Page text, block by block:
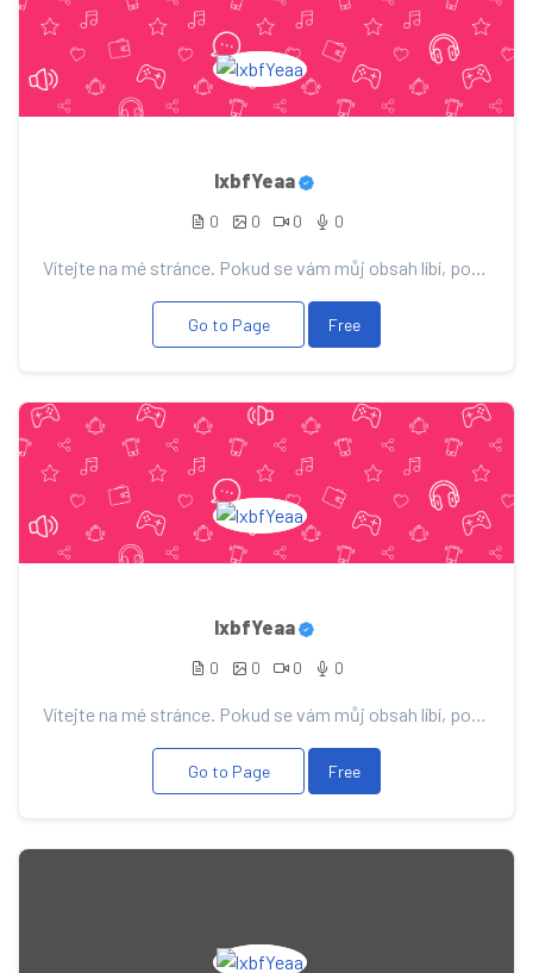
lxbfYeaa
0 0 0 0
Vítejte na mé stránce. Pokud se vám můj obsah líbí, podpořte ho svým příspěvkem, díky němu vás budu...
Go to Page Free
lxbfYeaa
0 0 0 0
Vítejte na mé stránce. Pokud se vám můj obsah líbí, podpořte ho svým příspěvkem, díky němu vás budu...
Go to Page Free